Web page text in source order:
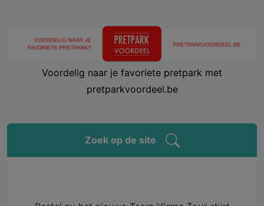
Voordelig naar je favoriete pretpark met
pretparkvoordeel.be
Zoek op de site